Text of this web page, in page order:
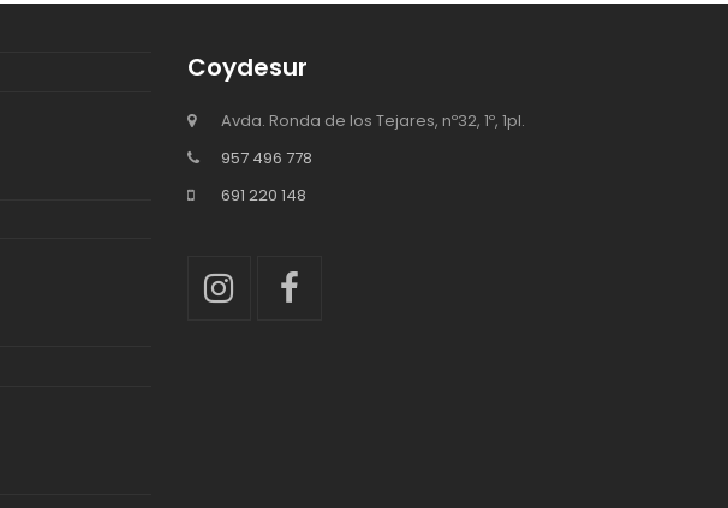
Coydesur
Avda. Ronda de los Tejares, nº32, 1º, 1pl.
957 496 778
691 220 148
Instagram
Facebook